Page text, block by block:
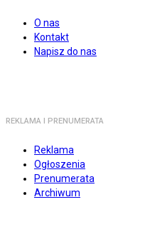
O nas
Kontakt
Napisz do nas
REKLAMA I PRENUMERATA
Reklama
Ogłoszenia
Prenumerata
Archiwum